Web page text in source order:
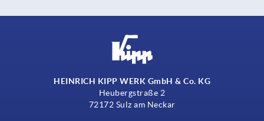
HEINRICH KIPP WERK GmbH & Co. KG
Heubergstraße 2
72172 Sulz am Neckar